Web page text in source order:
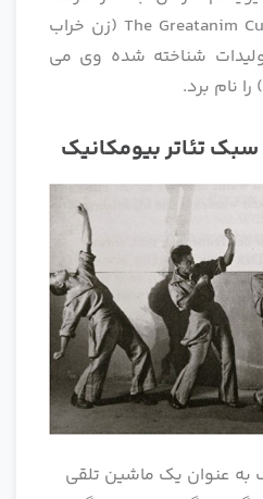
شده بود، The Greatanim Cuckold (1923) (زن خراب
شناخته شده وی می
سبک تئاتر بیومکانیک
به عنوان یک ماشین تلقی